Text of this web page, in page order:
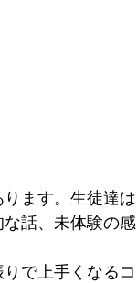
ます。生徒達は
話、未体験の感
で上手くなるコ